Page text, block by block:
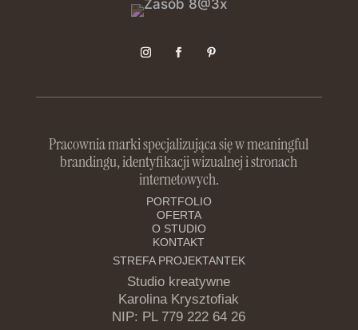
Pracownia marki specjalizująca się w meaningful
brandingu, identyfikacji wizualnej i stronach
internetowych.
PORTFOLIO
OFERTA
O STUDIO
KONTAKT
STREFA PROJEKTANTEK
Studio kreatywne
Karolina Krysztofiak
NIP: PL 779 222 64 26